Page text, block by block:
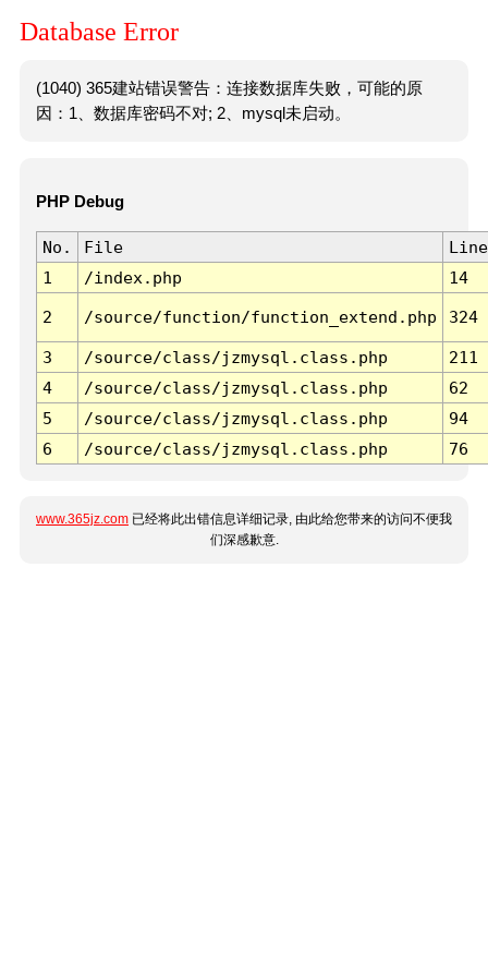
Database Error
(1040) 365建站错误警告：连接数据库失败，可能的原
因：1、数据库密码不对; 2、mysql未启动。
PHP Debug
No. File
Line
1
/index.php 14
2 /source/function/function_extend.php 324
3 /source/class/jzmysql.class.php
211
4
/source/class/jzmysql.class.php
62
5
/source/class/jzmysql.class.php
94
6
/source/class/jzmysql.class.php 76
www.365jz.com 已经将此出错信息详细记录, 由此给您带来的访问不便我
们深感歉意.